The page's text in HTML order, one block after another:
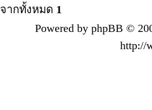
จากทั้งหมด 1
Powered by phpBB ©
http://